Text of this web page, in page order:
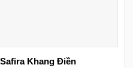
Khang Điền